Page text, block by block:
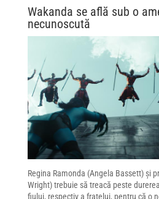
Wakanda se află sub o
necunoscută
Regina Ramonda (Angela Bassett) și
Wright) trebuie să treacă peste
fiului, respectiv a fratelui, pentru că o